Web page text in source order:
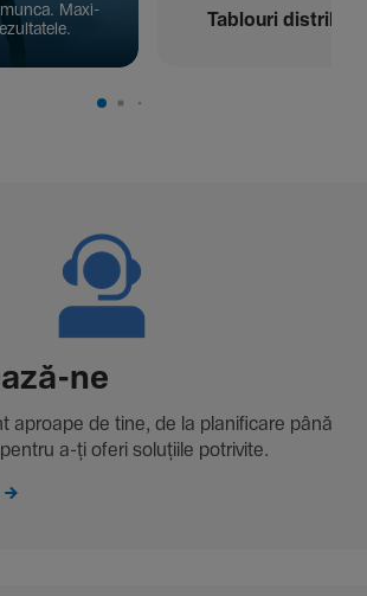
Maxi­
Tablouri
ne
aproape de tine, de la plani­fi­care până
a-ți oferi solu­țiile potri­vite.